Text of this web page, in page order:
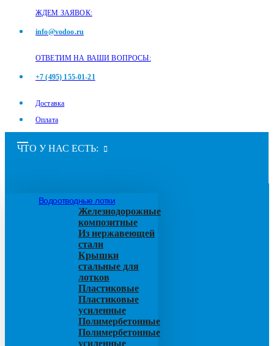
ЖДЕМ ЗАЯВОК:
info@vodoo.ru
ОТВЕТИМ НА ВАШИ ВОПРОСЫ:
+7 (495) 155-01-21
Доставка
Оплата
ЧТО У НАС ЕСТЬ:
Водоотводные лотки
Железнодорожные
композитные
Из нержавеющей
стали
Крышки
стальные для
лотков
Пластиковые
Пластиковые
усиленные
Полимербетонные
Полимербетонные
усиленные